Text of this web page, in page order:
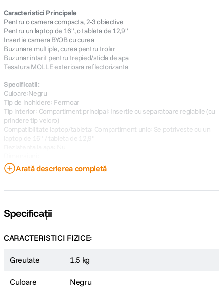
Caracteristici Principale
Pentru o camera compacta, 2-3 obiective
Pentru un laptop de 16", o tableta de 12,9"
Insertie camera BYOB cu curea
Buzunare multiple, curea pentru troler
Buzunar intarit pentru trepied/sticla de apa
Tesatura MOLLE exterioara reflectorizanta
Specificatii:
Culoare:Negru
Tip de inchidere: Fermoar
Tip interior: Compartiment principal: Insertie cu separatoare reglabile (cu
prindere tip velcro)
Compatibilitate laptop/tableta: Compartiment unic: Se potriveste cu un
laptop de 16" / tableta de 12,9"
Exterior: 45,7 x 31,8 x 19,68 cm
Interior: 43,2 x 27,9 x 11,4 cm
Arată descrierea completă
Specificații
CARACTERISTICI FIZICE:
Greutate 1.5 kg
Culoare Negru